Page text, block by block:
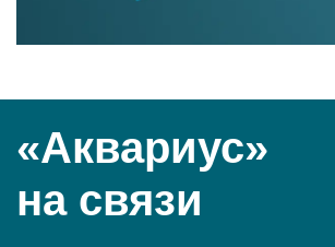
«Аквариус»
на связи